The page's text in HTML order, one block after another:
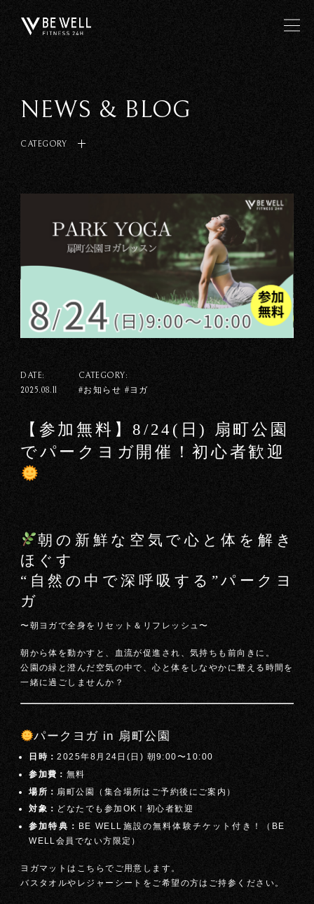
NEWS & BLOG
CATEGORY
DATE:
2025.08.11
CATEGORY:
#お知らせ #ヨガ
【参加無料】8/24(日) 扇町公園
でパークヨガ開催！初心者歓迎
朝の新鮮な空気で心と体を解き
ほぐす
“自然の中で深呼吸する”パークヨ
ガ
〜朝ヨガで全身をリセット＆リフレッシュ〜
朝から体を動かすと、血流が促進され、気持ちも前向きに。
公園の緑と澄んだ空気の中で、心と体をしなやかに整える時間を
一緒に過ごしませんか？
パークヨガ in 扇町公園
日時：2025年8月24日(日) 朝9:00〜10:00
参加費： 無料
場所： 扇町公園（集合場所はご予約後にご案内）
対象： どなたでも参加OK！初心者歓迎
参加特典： BE WELL施設の無料体験チケット付き！（BE
WELL会員でない方限定）
ヨガマットはこちらでご用意します。
バスタオルやレジャーシートをご希望の方はご持参ください。